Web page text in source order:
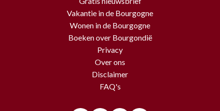
Vakantie in de Bourgogne
Wonen in de Bourgogne
Boeken over Bourgondië
Privacy
Over ons
Disclaimer
FAQ's